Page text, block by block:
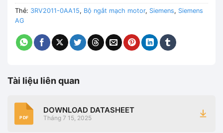
Thẻ: 3RV2011-0AA15, Bộ ngắt mạch motor, Siemens, Siemens
AG
Tài liệu liên quan
PDF
DOWNLOAD DATASHEET
Tháng 7 15, 2025